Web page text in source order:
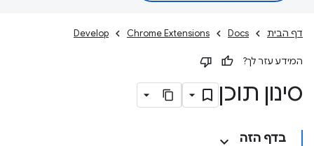
דף הבית Docs
Chrome Extensions
Develop
המידע עזר לך?
סינון תוכן
בדף הזה